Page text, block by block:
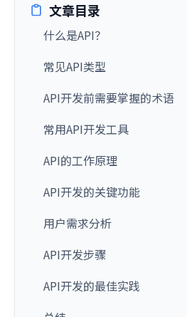
文章目录
什么是API？
常见API类型
API开发前需要掌握的术语
常用API开发工具
API的工作原理
API开发的关键功能
用户需求分析
API开发步骤
API开发的最佳实践